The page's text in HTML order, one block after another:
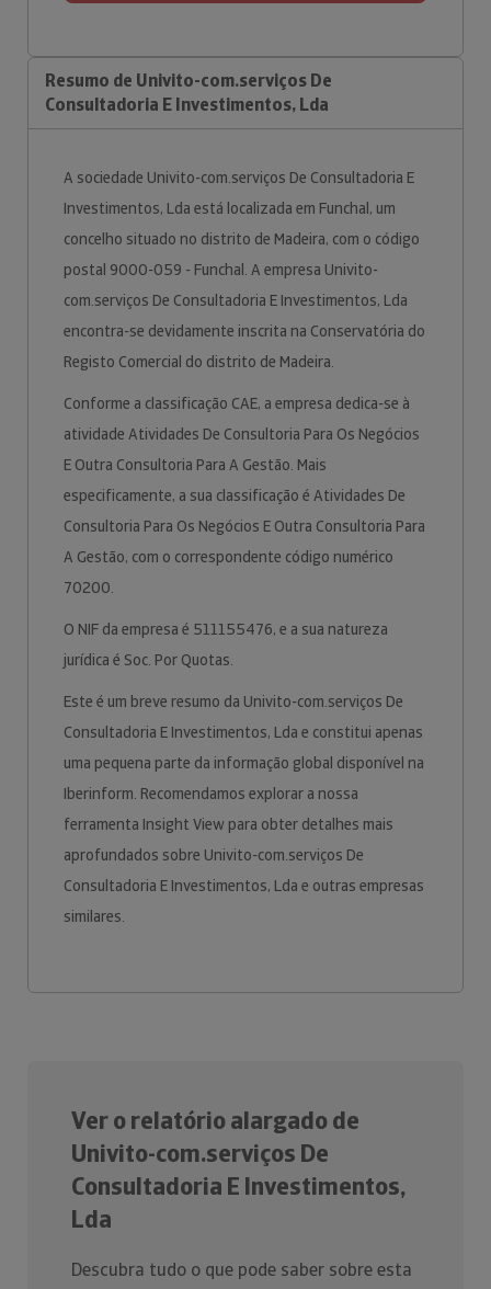
Resumo de Univito-com.serviços De
Consultadoria E Investimentos, Lda
A sociedade Univito-com.serviços De Consultadoria E
Investimentos, Lda está localizada em Funchal, um
concelho situado no distrito de Madeira, com o código
postal 9000-059 - Funchal. A empresa Univito-
com.serviços De Consultadoria E Investimentos, Lda
encontra-se devidamente inscrita na Conservatória do
Registo Comercial do distrito de Madeira.
Conforme a classificação CAE, a empresa dedica-se à
atividade Atividades De Consultoria Para Os Negócios
E Outra Consultoria Para A Gestão. Mais
especificamente, a sua classificação é Atividades De
Consultoria Para Os Negócios E Outra Consultoria Para
A Gestão, com o correspondente código numérico
70200.
O NIF da empresa é 511155476, e a sua natureza
jurídica é Soc. Por Quotas.
Este é um breve resumo da Univito-com.serviços De
Consultadoria E Investimentos, Lda e constitui apenas
uma pequena parte da informação global disponível na
Iberinform. Recomendamos explorar a nossa
ferramenta Insight View para obter detalhes mais
aprofundados sobre Univito-com.serviços De
Consultadoria E Investimentos, Lda e outras empresas
similares.
Ver o relatório alargado de
Univito-com.serviços De
Consultadoria E Investimentos,
Lda
Descubra tudo o que pode saber sobre esta